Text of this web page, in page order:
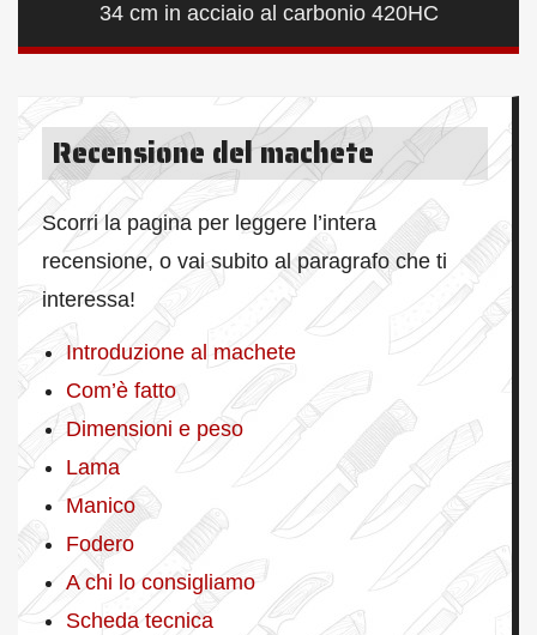
34 cm in acciaio al carbonio 420HC
Recensione del machete
Scorri la pagina per leggere l’intera
recensione, o vai subito al paragrafo che ti
interessa!
Introduzione al machete
Com’è fatto
Dimensioni e peso
Lama
Manico
Fodero
A chi lo consigliamo
Scheda tecnica